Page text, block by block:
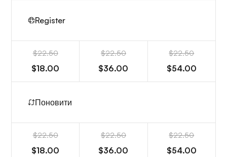
Register
$22.50
$18.00
$22.50
$36.00
$22.50
$54.00
Поновити
$22.50
$18.00
$22.50
$36.00
$22.50
$54.00